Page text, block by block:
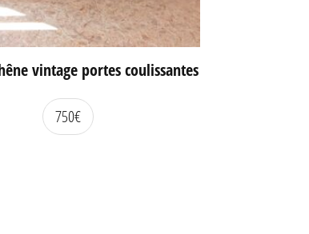
vintage portes coulissantes
750€